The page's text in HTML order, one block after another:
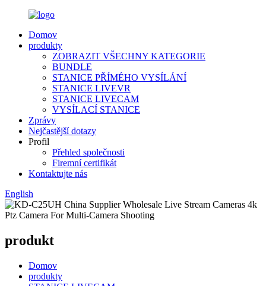
Domov
produkty
ZOBRAZIT VŠECHNY KATEGORIE
BUNDLE
STANICE PŘÍMÉHO VYSÍLÁNÍ
STANICE LIVEVR
STANICE LIVECAM
VYSÍLACÍ STANICE
Zprávy
Nejčastější dotazy
Profil
Přehled společnosti
Firemní certifikát
Kontaktujte nás
English
produkt
Domov
produkty